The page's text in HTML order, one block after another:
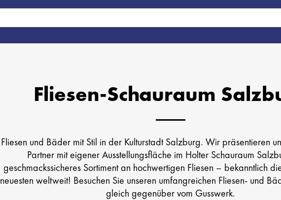
Fliesen­-Schauraum
Fliesen und Bäder mit Stil in der Kulturstadt Salzburg. Wir präsentieren
Partner mit eigener Ausstellungsfläche im Holter Schauraum
geschmackssicheres Sortiment an hochwertigen Fliesen – bekanntlich
neuesten weltweit! Besuchen Sie unseren umfangreichen Fliesen- und
gleich gegenüber vom Gusswerk.